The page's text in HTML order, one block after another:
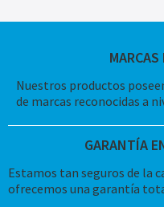
Nuestros productos
de marcas reconocidas a
GARANTÍA
Estamos tan seguros de la
ofrecemos una garantía